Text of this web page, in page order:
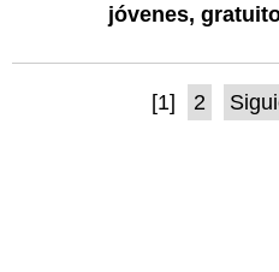
jóvenes,
[1] 2